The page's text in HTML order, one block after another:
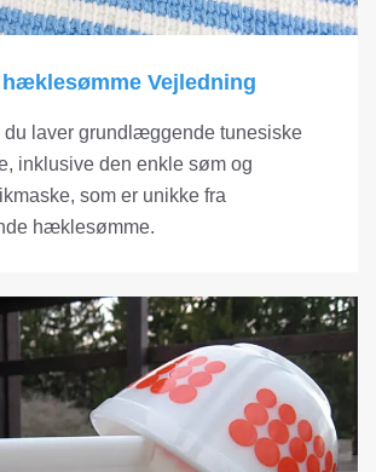
Vejledning
du laver grundlæggende tunesiske
inklusive den enkle søm og
som er unikke fra
hæklesømme.